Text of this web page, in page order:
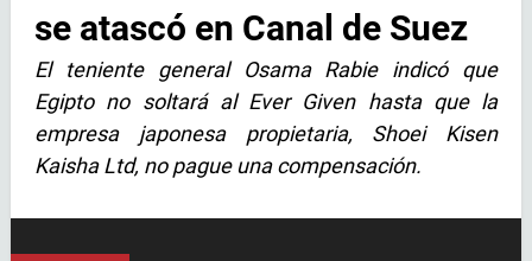
se atascó en Canal de Suez
El teniente general Osama Rabie indicó que
Egipto no soltará al Ever Given hasta que la
empresa japonesa propietaria, Shoei Kisen
Kaisha Ltd, no pague una compensación.